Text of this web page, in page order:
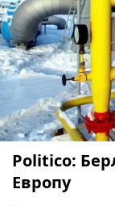
Politico:
Европу